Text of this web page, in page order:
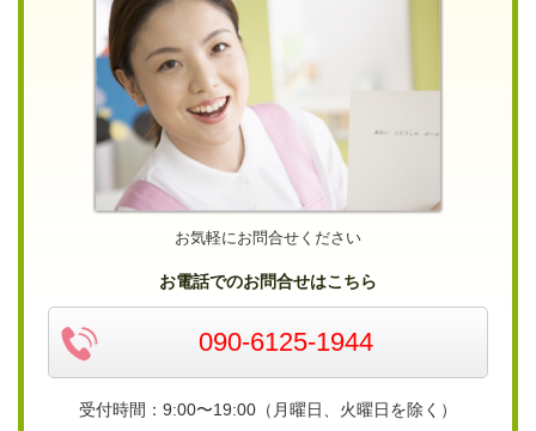
お気軽にお問合せください
お電話でのお問合せはこちら
090-6125-1944
受付時間：9:00〜19:00（月曜日、火曜日を除く）